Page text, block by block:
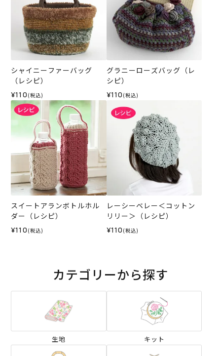
シャイニーファーバッグ
（レシピ）
¥110 (税込)
グラニーローズバッグ（レ
シピ）
¥110 (税込)
スイートアランボトルホル
ダー（レシピ）
¥110 (税込)
レーシーベレー＜コットン
リリー＞（レシピ）
¥110 (税込)
カテゴリーから探す
生地 キット